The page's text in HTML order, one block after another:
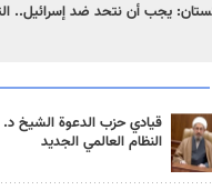
يجب أن نتحد ضد إسرائيل..
قيادي حزب الدعوة الشيخ د.
النظام العالمي الجديد